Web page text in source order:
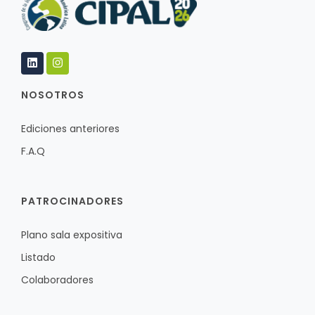
NOSOTROS
Ediciones anteriores
F.A.Q
PATROCINADORES
Plano sala expositiva
Listado
Colaboradores